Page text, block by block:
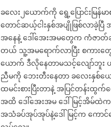
ခလေး၂ယောက်ကို ရွေ့ပြောင်းမြ
တောင်ဆယ့်ငါးနှစ်အပျိုဖြစ်လာခဲ့ပ
အနေနဲ့ ဒေါ်အေးအမတွေက ကံဇာ
တယ် သူ့အမရောက်လာပြီး စကားတွ
ယောက် ဒီလိုနေတာမသင့်လျော်ဘူ
ညီမကို ဘေးတီးနေတာ ခလေးနှစ်ယ
ထမင်းစားပြီးတာနဲ့ အပြင်တန်
အထိ ဒေါ်အေးအမ ဒေါ်မြင့်အိမ်ထဲ
အသံခပ်အုပ်အုပ်နဲ့ဒေါ်မြင့်က ကော